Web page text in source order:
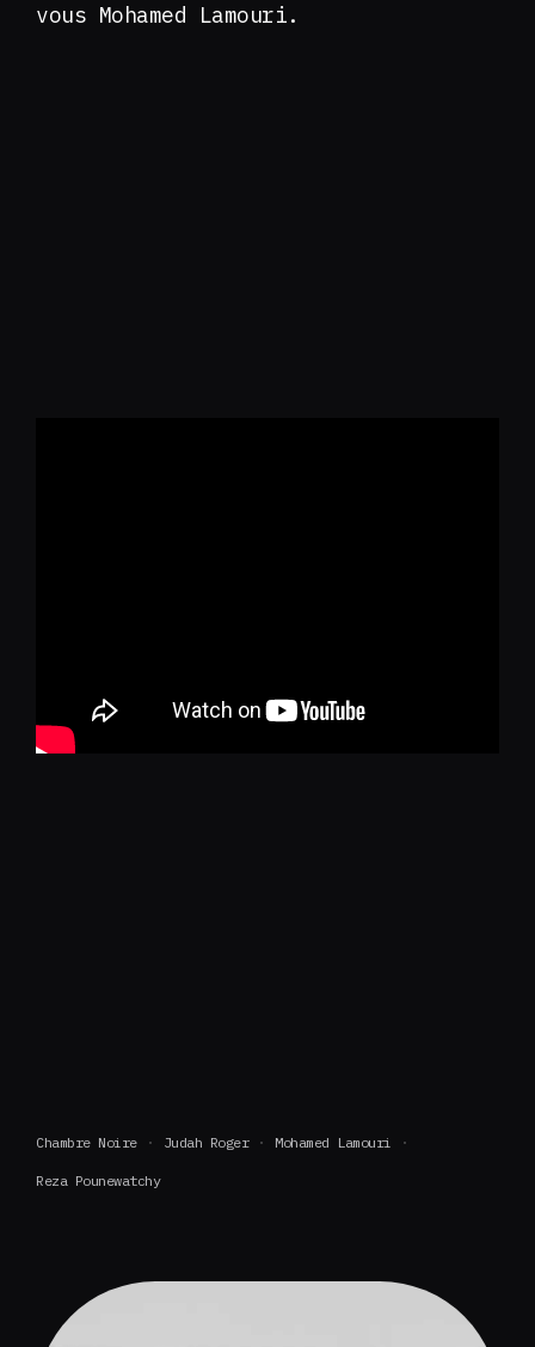
vous Mohamed Lamouri.
Chambre Noire Judah Roger Mohamed Lamouri
Reza Pounewatchy